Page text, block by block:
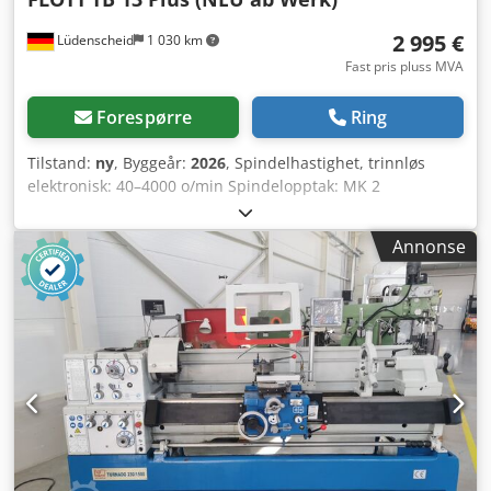
Lüdenscheid 1 030 km 2 995 €
Fast pris pluss MVA
Forespørre Ring
Tilstand: ny, Byggeår: 2026, Spindelhastighet, trinnløs
elektronisk: 40–4000 o/min Spindelopptak: MK 2
Bordhøydejustering med tannstang Crodjby Swhopfx Afvef
Maks. gjengeskapingskapasitet: M10 Innstilling av
gjengeskapingsdybde via digital dybdeindikator Digitalt
turtallsdisplay Digital boredybdeindikator
Boredybdeanslag via anslagsring Mateføring: manuell
Bordhøydejustering med tannstang Permanent/normal
borekapasitet stål: Ø 13 mm / 15 mm Boredybde: 60 mm
Utladning: 225 mm Søylediameter: 60 mm Nyttbar
bordflate (B x L): 330x250 mm Maskinmål (B x D x H):
420x450x860 mm Maskinmål (med understell) (B x D x H):
452x700x1130 mm Vekt: 62 kg Maks. avstand
spindel/bord/fot: 300/360 mm Motor: vekselstrøm med
frekvensomformer, 230 V, 0,54 kW OPTION: Borepakke nr. 2
Annonse